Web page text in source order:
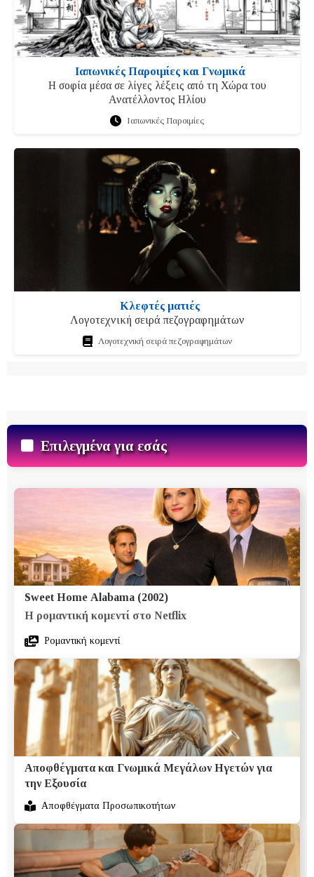
Ιαπωνικές Παροιμίες και Γνωμικά
Η σοφία μέσα σε λίγες λέξεις από τη Χώρα του
Ανατέλλοντος Ηλίου
Ιαπωνικές Παροιμίες
Κλεφτές ματιές
Λογοτεχνική σειρά πεζογραφημάτων
Λογοτεχνική σειρά πεζογραφημάτων
Επιλεγμένα για εσάς
Sweet Home Alabama (2002)
Η ρομαντική κομεντί στο Netflix
Ρομαντική κομεντί
Αποφθέγματα και Γνωμικά Μεγάλων Ηγετών για
την Εξουσία
Αποφθέγματα Προσωπικοτήτων